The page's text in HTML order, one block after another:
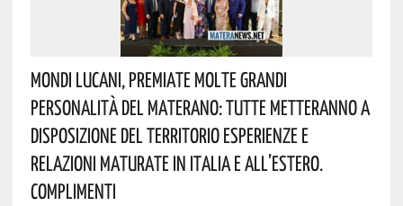
Mondi Lucani, Premiate Molte Grandi
Personalità Del Materano: Tutte Metteranno A
Disposizione Del Territorio Esperienze E
Relazioni Maturate In Italia E All’estero.
Complimenti